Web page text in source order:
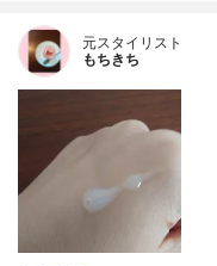
元スタイリスト
もちきち